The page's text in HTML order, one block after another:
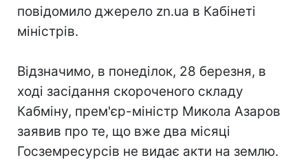
повідомило джерело zn.ua в Кабінеті
міністрів.
Відзначимо, в понеділок, 28 березня, в
ході засідання скороченого складу
Кабміну, прем'єр-міністр Микола Азаров
заявив про те, що вже два місяці
Госземресурсів не видає акти на землю.